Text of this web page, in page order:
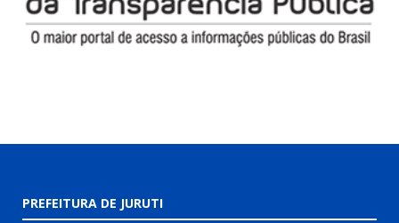
PREFEITURA DE JURUTI